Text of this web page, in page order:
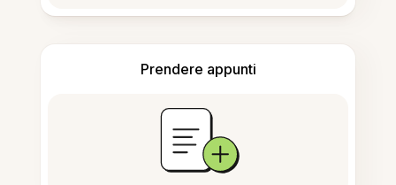
Prendere appunti